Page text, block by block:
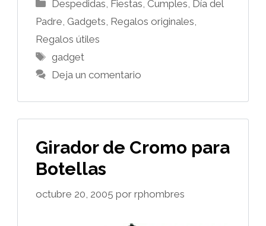
Despedidas, Fiestas, Cumples, Día del
Padre, Gadgets, Regalos originales,
Regalos útiles
Etiquetas
gadget
Deja un comentario
Girador de Cromo para
Botellas
octubre 20, 2005 por rphombres